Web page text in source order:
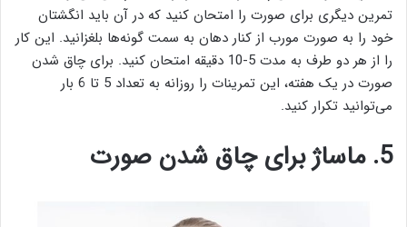
تمرین دیگری برای صورت را امتحان کنید که در آن باید انگشتان
خود را به صورت مورب از کنار دهان به سمت گونه‌ها بلغزانید. این کار
را از هر دو طرف به مدت 5-10 دقیقه امتحان کنید. برای چاق شدن
صورت در یک هفته، این تمرینات را روزانه به تعداد 5 تا 6 بار
می‌توانید تکرار کنید.
5. ماساژ برای چاق شدن صورت